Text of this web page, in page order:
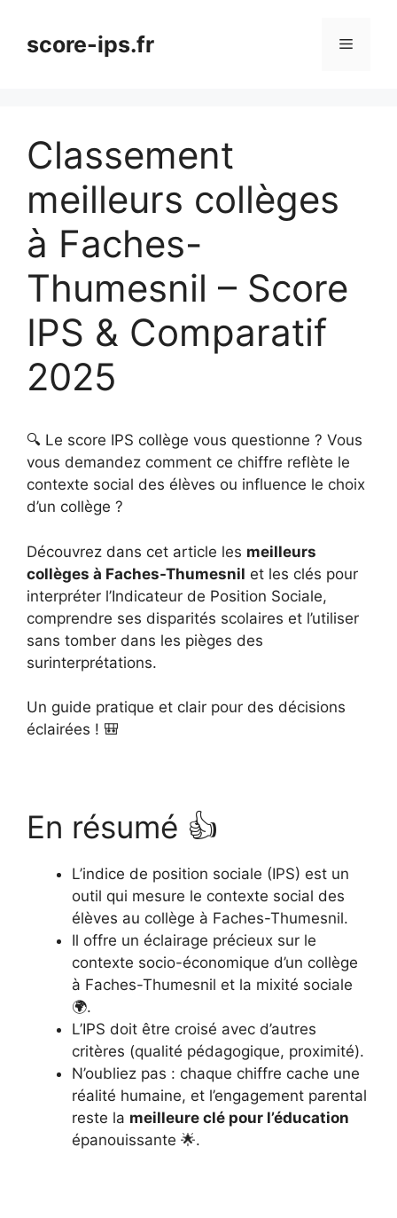
contenuscore-ips.fr Menu
Classement
meilleurs collèges
à Faches-
Thumesnil – Score
IPS & Comparatif
2025
🔍 Le score IPS collège vous questionne ? Vous
vous demandez comment ce chiffre reflète le
contexte social des élèves ou influence le choix
d’un collège ?
Découvrez dans cet article les meilleurs
collèges à Faches-Thumesnil et les clés pour
interpréter l’Indicateur de Position Sociale,
comprendre ses disparités scolaires et l’utiliser
sans tomber dans les pièges des
surinterprétations.
Un guide pratique et clair pour des décisions
éclairées ! 🎒
En résumé 👍
L’indice de position sociale (IPS) est un
outil qui mesure le contexte social des
élèves au collège à Faches-Thumesnil.
Il offre un éclairage précieux sur le
contexte socio-économique d’un collège
à Faches-Thumesnil et la mixité sociale
🌍.
L’IPS doit être croisé avec d’autres
critères (qualité pédagogique, proximité).
N’oubliez pas : chaque chiffre cache une
réalité humaine, et l’engagement parental
reste la meilleure clé pour l’éducation
épanouissante 🌟.